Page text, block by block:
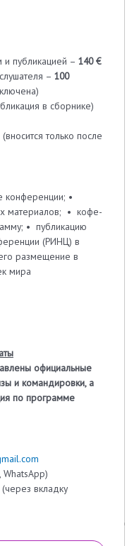
и публикацией –140 €
–100
в сборнике)
только после
конференции; •
материалов; • кофе-
• публикацию
(РИНЦ) в
размещение в
мира
официальные
и командировки, а
по программе
WhatsApp)
вкладку